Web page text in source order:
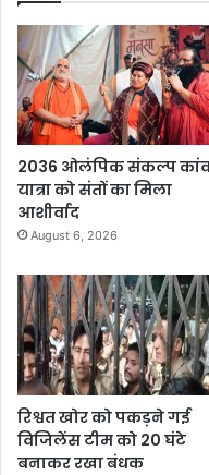
2036 ओलंपिक संकल्प
यात्रा को संतों का मिला
आशीर्वाद
August 6, 2026
रिश्वत खोर को पकड़ने गई
विजिलेंस टीम को 20 घंटे
बनाकर रखा बंधक